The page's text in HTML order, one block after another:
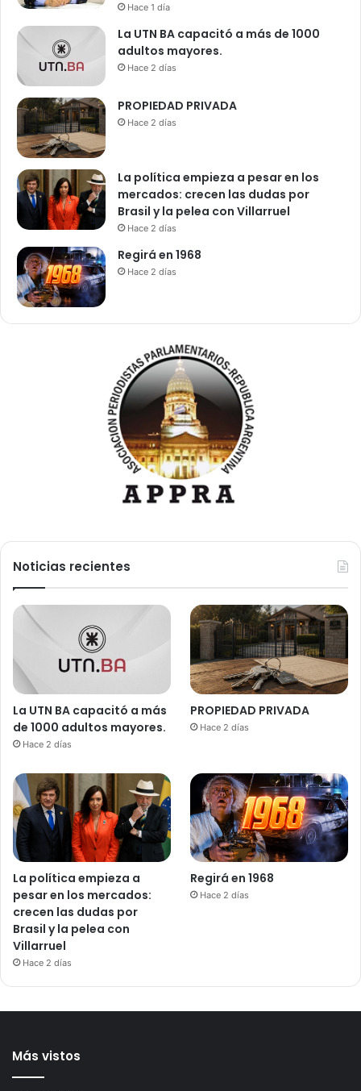
Hace 1 día
La UTN BA capacitó a más de 1000
adultos mayores.
Hace 2 días
PROPIEDAD PRIVADA
Hace 2 días
La política empieza a pesar en los
mercados: crecen las dudas por
Brasil y la pelea con Villarruel
Hace 2 días
Regirá en 1968
Hace 2 días
Noticias recientes
La UTN BA capacitó a más
de 1000 adultos mayores.
Hace 2 días
PROPIEDAD PRIVADA
Hace 2 días
La política empieza a
pesar en los mercados:
crecen las dudas por
Brasil y la pelea con
Villarruel
Hace 2 días
Regirá en 1968
Hace 2 días
Más vistos